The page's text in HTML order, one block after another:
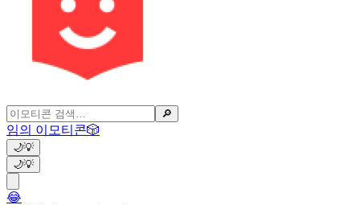
🔎
임의 이모티콘🎲
🌙💡
🌙💡
😂